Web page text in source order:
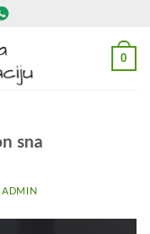
0
sna
ADMIN